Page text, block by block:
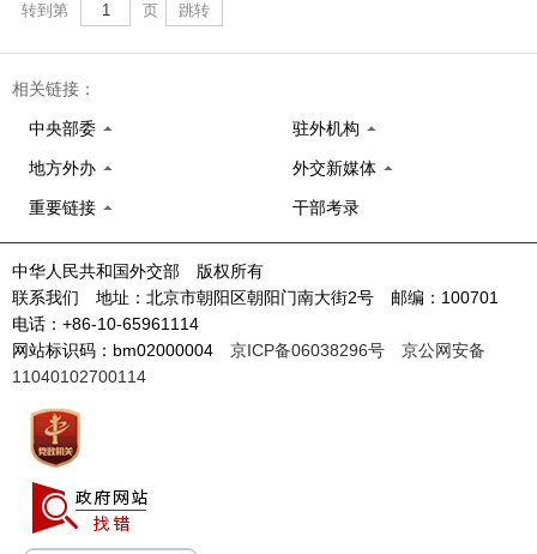
转到第
页 跳转
相关链接：
中央部委 驻外机构
地方外办 外交新媒体
重要链接 干部考录
中华人民共和国外交部 版权所有
联系我们 地址：北京市朝阳区朝阳门南大街2号 邮编：100701
电话：+86-10-65961114
网站标识码：bm02000004 京ICP备06038296号
京公网安备
11040102700114